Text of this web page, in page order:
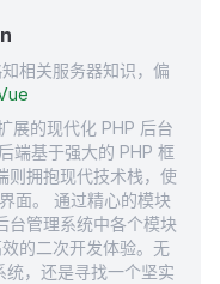
相关服务器知识，偏
展的现代化 PHP 后台
端基于强大的 PHP 框
则拥抱现代技术栈，使
面。 通过精心的模块
台管理系统中各个模块
的二次开发体验。无
，还是寻找一个坚实